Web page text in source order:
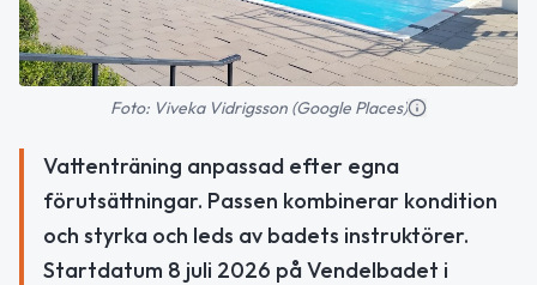
Foto: Viveka Vidrigsson (Google Places)
Vattenträning anpassad efter egna
förutsättningar. Passen kombinerar kondition
och styrka och leds av badets instruktörer.
Startdatum 8 juli 2026 på Vendelbadet i